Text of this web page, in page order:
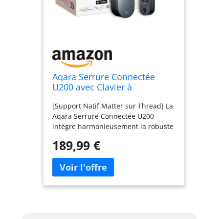
Aqara Serrure Connectée
U200 avec Clavier à
[Support Natif Matter sur Thread] La
Aqara Serrure Connectée U200
intègre harmonieusement la robuste
avec Apple Home, Google Home,
Amazon Alexa, Samsung
SmartThings et Aqara Home. Avec le
Aqara Hub M3 ou Camera Hub G5
Pro, vous pouvez activer la fonction
189,99 €